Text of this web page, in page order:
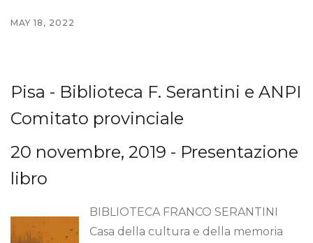
MAY 18, 2022
Pisa - Biblioteca F. Serantini e ANPI
Comitato provinciale
20 novembre, 2019 - Presentazione
libro
BIBLIOTECA FRANCO SERANTINI
Casa della cultura e della memoria